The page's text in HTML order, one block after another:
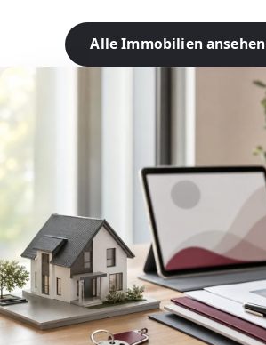
Alle Immobilien ansehen